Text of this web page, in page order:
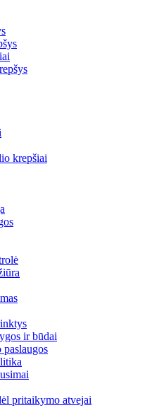
krepšiai
ir būdai
pritaikymo atvejai